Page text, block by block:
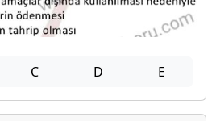
C D E